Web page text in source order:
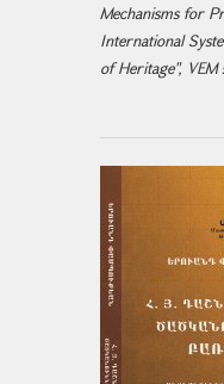
Mechanisms for
International
of Heritage", VEM